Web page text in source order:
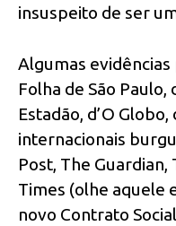
insuspeito de ser
Algumas
Folha de São
Estadão, d’O
internacionais
Post, The Guardian,
Times (olhe aquele
novo Contrato